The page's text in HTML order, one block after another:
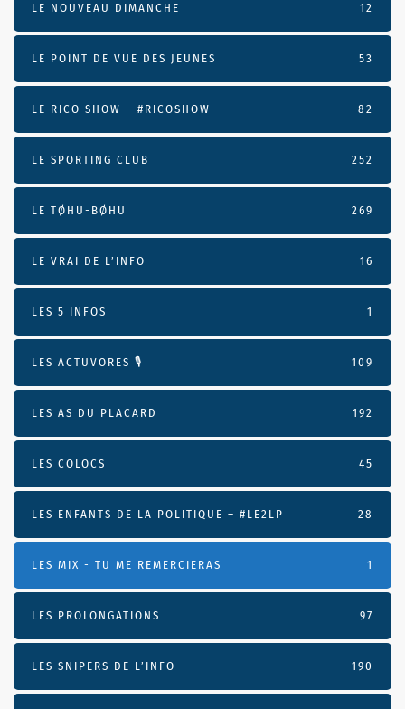
LE NOUVEAU DIMANCHE 12
LE POINT DE VUE DES JEUNES 53
LE RICO SHOW – #RICOSHOW 82
LE SPORTING CLUB 252
LE TØHU-BØHU 269
LE VRAI DE L’INFO 16
LES 5 INFOS 1
LES ACTUVORES 🎙 109
LES AS DU PLACARD 192
LES COLOCS 45
LES ENFANTS DE LA POLITIQUE – #LE2LP 28
LES MIX - TU ME REMERCIERAS 1
LES PROLONGATIONS 97
LES SNIPERS DE L’INFO 190